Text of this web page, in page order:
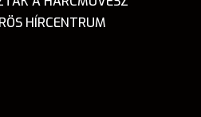
HÍRCENTRUM